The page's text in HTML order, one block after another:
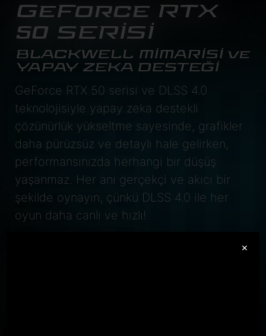
GeForce RTX
50 SERİSİ
BLACKWELL MİMARİSİ ve
YAPAY ZEKA DESTEĞİ
GeForce RTX 50 serisi ve DLSS 4.0
teknolojisiyle yapay zeka destekli
çözünürlük yükseltme sayesinde, grafikler
daha pürüzsüz ve detaylı hale gelirken,
performansınızda herhangi bir düşüş
yaşanmaz. Her anı gerçekçi ve akıcı bir
şekilde oynayın, çünkü DLSS 4.0 ile her
oyun daha canlı ve hızlı!
×